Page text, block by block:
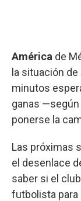
América de
la situación
minutos
ganas
ponerse la
Las próximas
el desenlace
saber si el
futbolista para